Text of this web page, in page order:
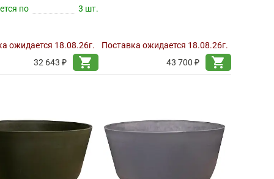
по
3 шт.
ожидается 18.08.26г.
32 643 ₽
shopping_cart
Поставка ожидается 18.08.26г.
43 700 ₽
shopping_cart